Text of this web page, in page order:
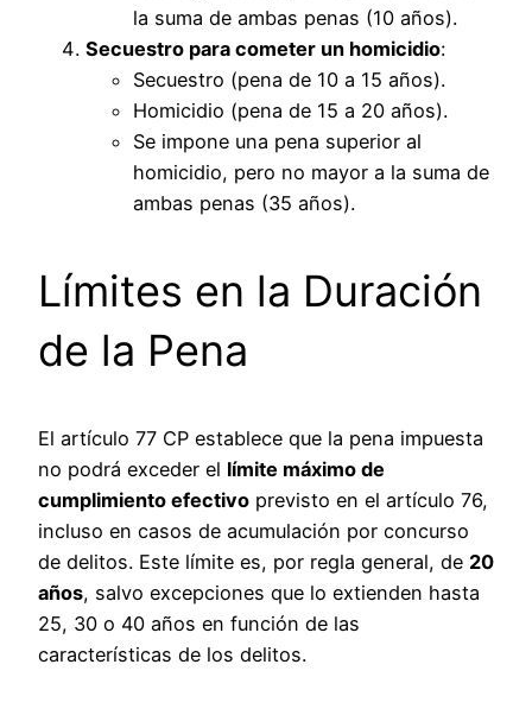
la suma de ambas penas (10 años).
Secuestro para cometer un homicidio:
Secuestro (pena de 10 a 15 años).
Homicidio (pena de 15 a 20 años).
Se impone una pena superior al
homicidio, pero no mayor a la suma de
ambas penas (35 años).
Límites en la Duración
de la Pena
El artículo 77 CP establece que la pena impuesta
no podrá exceder el límite máximo de
cumplimiento efectivo previsto en el artículo 76,
incluso en casos de acumulación por concurso
de delitos. Este límite es, por regla general, de 20
años, salvo excepciones que lo extienden hasta
25, 30 o 40 años en función de las
características de los delitos.